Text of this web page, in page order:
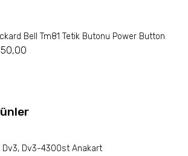
Bell Tm81 Tetik Butonu Power Button
Dv3, Dv3-4300st Anakart